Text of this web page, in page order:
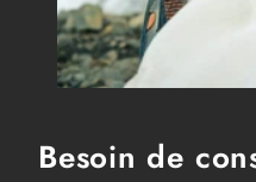
Besoin de